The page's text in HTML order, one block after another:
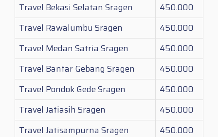
Travel Bekasi Selatan Sragen
450.000
Travel Rawalumbu Sragen
450.000
Travel Medan Satria Sragen
450.000
Travel Bantar Gebang Sragen
450.000
Travel Pondok Gede Sragen
450.000
Travel Jatiasih Sragen
450.000
Travel Jatisampurna Sragen
450.000